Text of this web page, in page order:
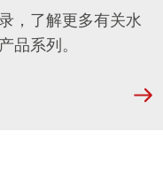
，了解更多有关水
品系列。